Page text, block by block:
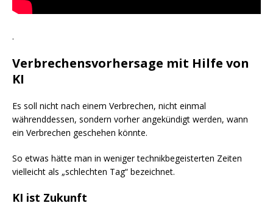
.
Verbrechensvorhersage mit Hilfe von
KI
Es soll nicht nach einem Verbrechen, nicht einmal
währenddessen, sondern vorher angekündigt werden, wann
ein Verbrechen geschehen könnte.
So etwas hätte man in weniger technikbegeisterten Zeiten
vielleicht als „schlechten Tag“ bezeichnet.
KI ist Zukunft